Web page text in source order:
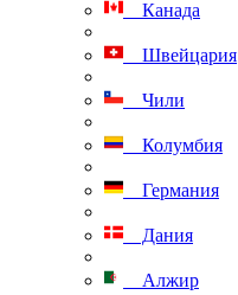
Канада
Швейцария
Чили
Колумбия
Германия
Дания
Алжир